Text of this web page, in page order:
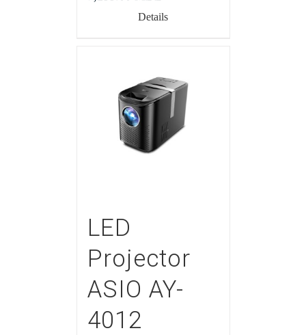
Details
LED
Projector
ASIO AY-
4012